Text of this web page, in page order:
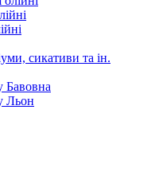
сикативи та ін.
Бавовна
Льон